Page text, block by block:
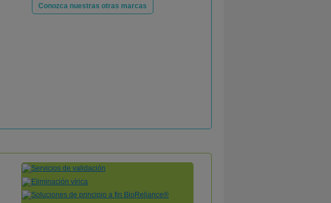
Conozca nuestras otras marcas